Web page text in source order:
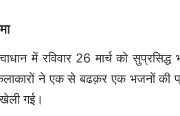
में रविवार 26 मार्च को
ने एक से बढक़र एक भजनों की
गई।